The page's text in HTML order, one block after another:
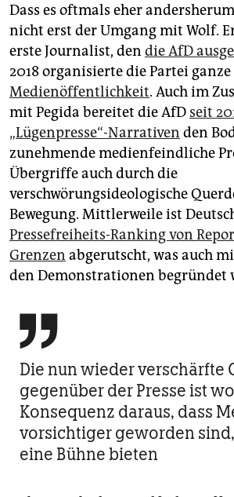
Dass es oftmals eher
nicht erst der Umgang mit Wolf.
erste Journalist, den die AfD
2018 organisierte die Partei ganze
Medienöffentlichkeit. Auch im
mit Pegida bereitet die AfD seit
„Lügenpresse“-Narrativen den
zunehmende medienfeindliche
Übergriffe auch durch die
verschwörungsideologische
Bewegung. Mittlerweile ist
Pressefreiheits-Ranking von
Grenzen abgerutscht, was auch
den Demonstrationen begründet

Die nun wieder verschärfte
gegenüber der Presse ist
Konsequenz daraus, dass
vorsichtiger geworden
eine Bühne bieten